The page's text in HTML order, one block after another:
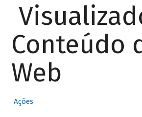
Conteúdo
Web
Ações